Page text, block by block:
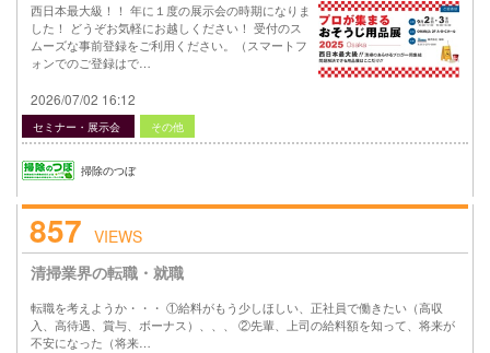
西日本最大級！！ 年に１度の展示会の時期になりま
した！ どうぞお気軽にお越しください！ 受付のス
ムーズな事前登録をご利用ください。（スマートフ
ォンでのご登録はで…
2026/07/02 16:12
セミナー・展示会 その他
掃除のつぼ
857 VIEWS
清掃業界の転職・就職
転職を考えようか・・・ ①給料がもう少しほしい、正社員で働きたい（高収
入、高待遇、賞与、ボーナス）、、、 ②先輩、上司の給料額を知って、将来が
不安になった（将来…